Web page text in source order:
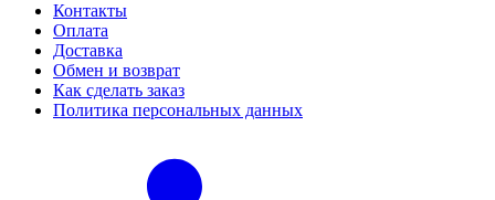
Контакты
Оплата
Доставка
Обмен и возврат
Как сделать заказ
Политика персональных данных